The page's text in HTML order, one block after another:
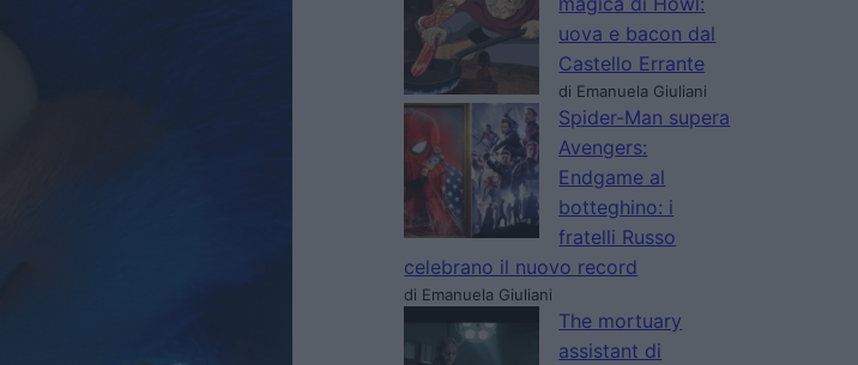
uova e bacon dal
Castello Errante
di Emanuela Giuliani
Spider-Man supera
Avengers:
Endgame al
botteghino: i
fratelli Russo
celebrano il nuovo record
di Emanuela Giuliani
The mortuary
assistant di